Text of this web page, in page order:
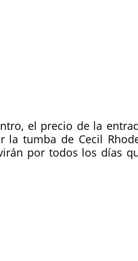
el precio de la
la tumba de Cecil
por todos los días